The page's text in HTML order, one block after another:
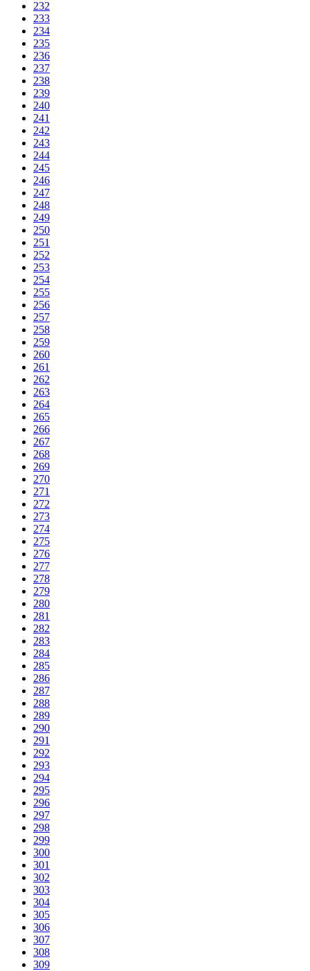
232
233
234
235
236
237
238
239
240
241
242
243
244
245
246
247
248
249
250
251
252
253
254
255
256
257
258
259
260
261
262
263
264
265
266
267
268
269
270
271
272
273
274
275
276
277
278
279
280
281
282
283
284
285
286
287
288
289
290
291
292
293
294
295
296
297
298
299
300
301
302
303
304
305
306
307
308
309